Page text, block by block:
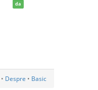
da
• Despre • Basic